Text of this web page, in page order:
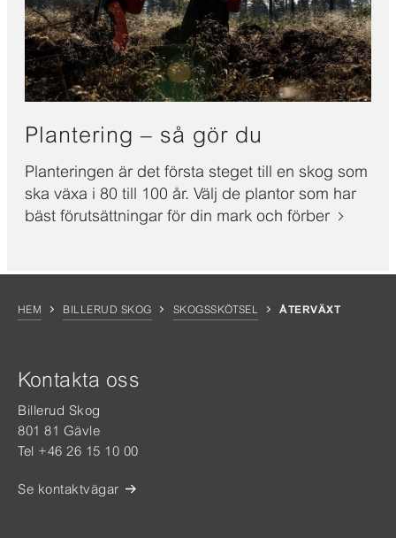
Plantering – så gör du
Planteringen är det första steget till en skog som
ska växa i 80 till 100 år. Välj de plantor som har
bäst förutsättningar för din mark och förber
HEM BILLERUD SKOG SKOGSSKÖTSEL ÅTERVÄXT
Kontakta oss
Billerud Skog
801 81 Gävle
Tel +46 26 15 10 00
Se kontaktvägar